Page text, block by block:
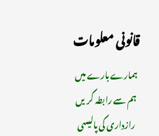
قانونی معلومات
ہمارے بارے میں
ہم سے رابطہ کریں
رازداری کی پالیسی